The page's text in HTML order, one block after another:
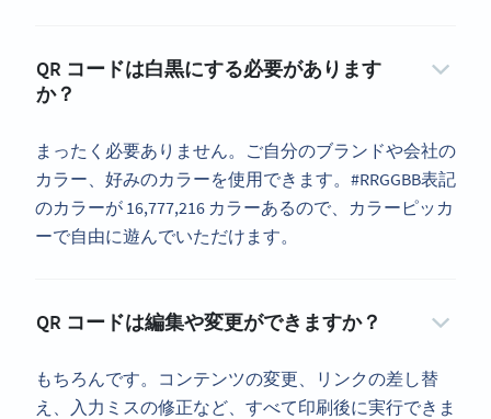
QR コードは白黒にする必要があります
か？
まったく必要ありません。ご自分のブランドや会社の
カラー、好みのカラーを使用できます。#RRGGBB表記
のカラーが 16,777,216 カラーあるので、カラーピッカ
ーで自由に遊んでいただけます。
QR コードは編集や変更ができますか？
もちろんです。コンテンツの変更、リンクの差し替
え、入力ミスの修正など、すべて印刷後に実行できま